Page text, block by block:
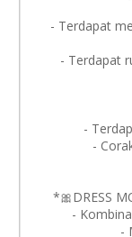
- ⁠Terdapat
- Terdapat
-
-
*🎀DRESS
-
-